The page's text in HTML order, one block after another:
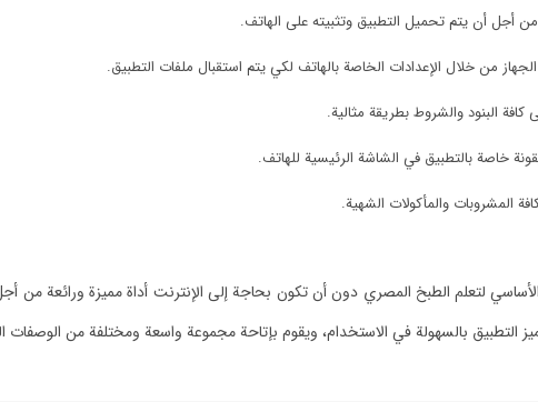
من أجل أن يتم تحميل التطبيق وتثبيته على الهاتف.
من خلال الإعدادات الخاصة بالهاتف لكي يتم استقبال ملفات التطبيق.
كافة البنود والشروط بطريقة مثالية.
خاصة بالتطبيق في الشاشة الرئيسية للهاتف.
المشروبات والمأكولات الشهية.
لتعلم الطبخ المصري دون أن تكون بحاجة إلى الإنترنت أداة مميزة ورائعة من
التطبيق بالسهولة في الاستخدام، ويقوم بإتاحة مجموعة واسعة ومختلفة من